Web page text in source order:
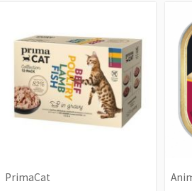
PrimaCat